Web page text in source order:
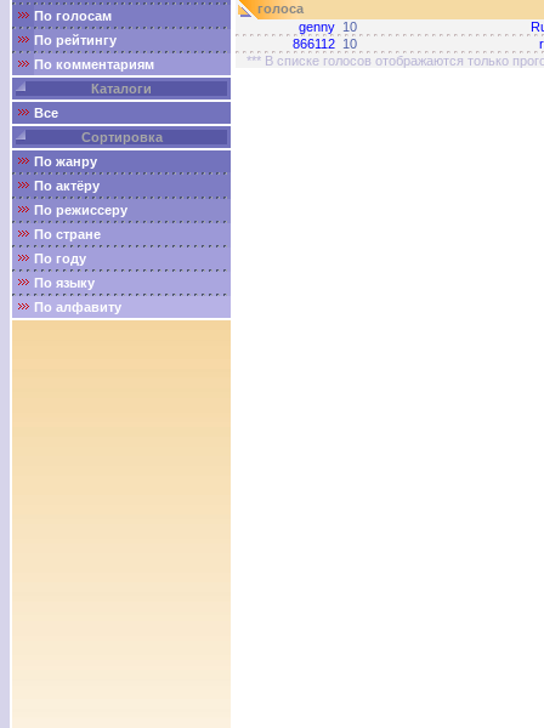
По голосам
По рейтингу
По комментариям
Каталоги
Все
Сортировка
По жанру
По актёру
По режиссеру
По стране
По году
По языку
По алфавиту
голоса
genny 10
866112 10
*** В списке голосов отображаются только